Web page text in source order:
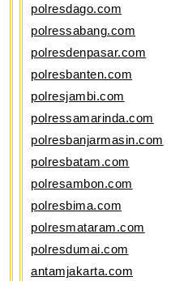
polresdago.com
polressabang.com
polresdenpasar.com
polresbanten.com
polresjambi.com
polressamarinda.com
polresbanjarmasin.com
polresbatam.com
polresambon.com
polresbima.com
polresmataram.com
polresdumai.com
antamjakarta.com